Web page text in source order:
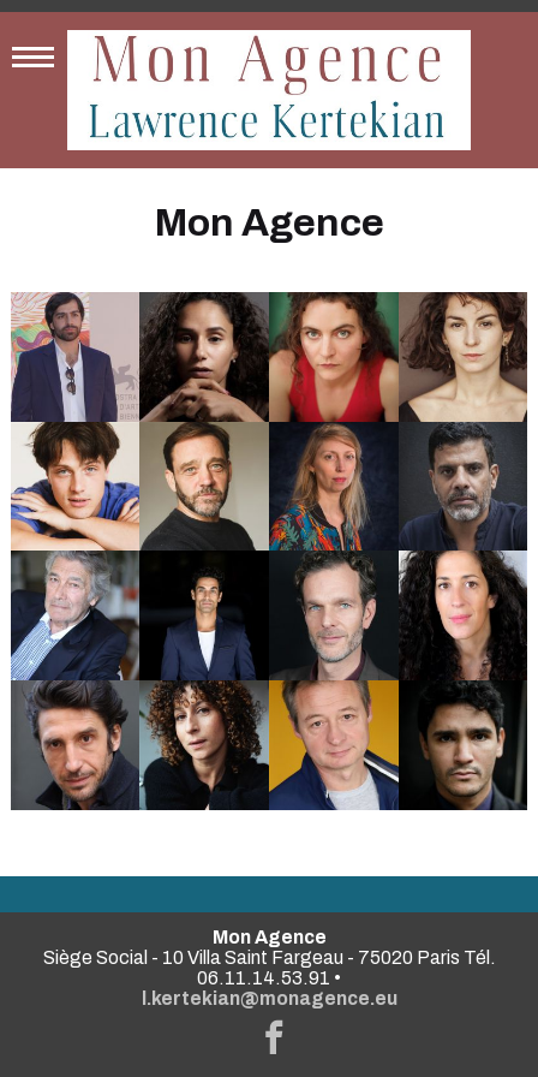
Mon Agence
Mon Agence
Siège Social - 10 Villa Saint Fargeau - 75020 Paris Tél.
06.11.14.53.91 •
l.kertekian@monagence.eu